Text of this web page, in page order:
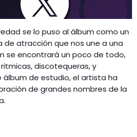
se lo puso al álbum como un
de atracción que nos une a una
se encontrará un poco de todo,
discotequeras, y
álbum de estudio, el artista ha
de grandes nombres de la